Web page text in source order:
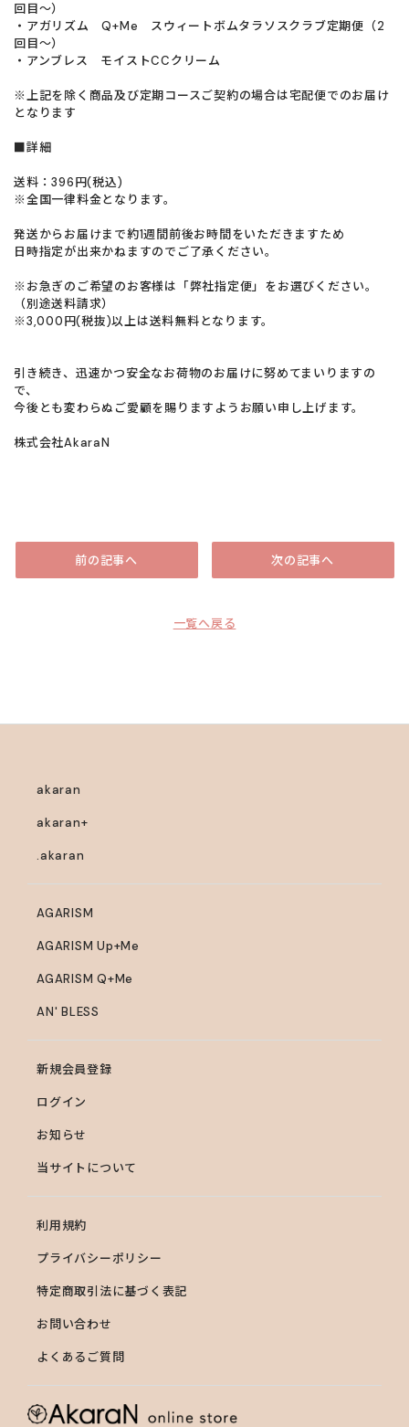
回目～）
・アガリズム Q+Me スウィートボムタラソスクラブ定期便（2
回目～）
・アンブレス モイストCCクリーム
※上記を除く商品及び定期コースご契約の場合は宅配便でのお届け
となります
■詳細
送料：396円(税込)
※全国一律料金となります。
発送からお届けまで約1週間前後お時間をいただきますため
日時指定が出来かねますのでご了承ください。
※お急ぎのご希望のお客様は「弊社指定便」をお選びください。
（別途送料請求）
※3,000円(税抜)以上は送料無料となります。
引き続き、迅速かつ安全なお荷物のお届けに努めてまいりますの
で、
今後とも変わらぬご愛顧を賜りますようお願い申し上げます。
株式会社AkaraN
前の記事へ
一覧へ戻る
次の記事へ
akaran
akaran+
.akaran
AGARISM
AGARISM Up+Me
AGARISM Q+Me
AN' BLESS
新規会員登録
ログイン
お知らせ
当サイトについて
利用規約
プライバシーポリシー
特定商取引法に基づく表記
お問い合わせ
よくあるご質問